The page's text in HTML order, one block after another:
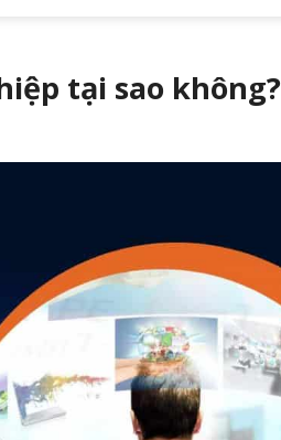
tại sao không?